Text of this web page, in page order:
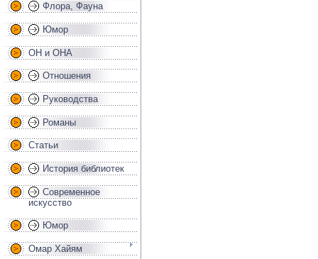
Флора, Фауна
Юмор
ОН и ОНА
Отношения
Руководства
Романы
Статьи
История библиотек
Современное
искусство
Юмор
Омар Хайям